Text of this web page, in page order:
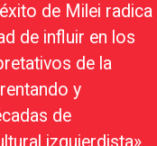
de Milei radica
de influir en los
de la
y
de